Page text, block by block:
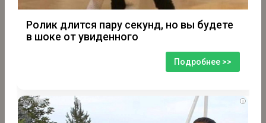
Ролик длится пару секунд, но вы будете
в шоке от увиденного
Подробнее >>
i